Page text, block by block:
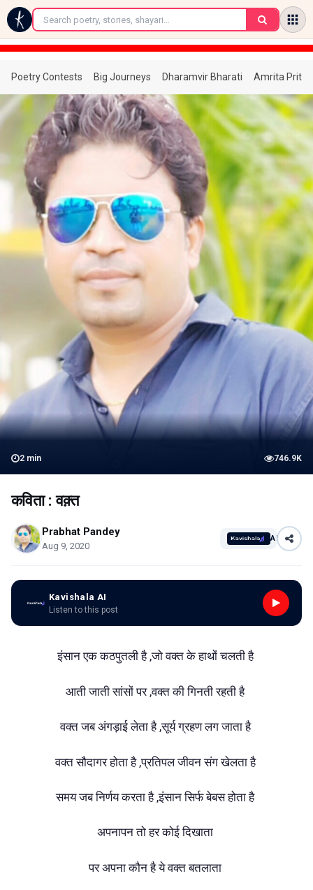
←
Poetry Contests Big Journeys Dharamvir Bharati Amrita
2 min 746.9K
कविता : वक़्त
Prabhat Pandey
Aug 9, 2020
AI
Kavishala AI
Listen to this post
इंसान एक कठपुतली है ,जो वक्त के हाथों चलती है
आती जाती सांसों पर ,वक्त की गिनती रहती है
वक्त जब अंगड़ाई लेता है ,सूर्य ग्रहण लग जाता है
वक्त सौदागर होता है ,प्रतिपल जीवन संग खेलता है
समय जब निर्णय करता है ,इंसान सिर्फ बेबस होता है
अपनापन तो हर कोई दिखाता
पर अपना कौन है ये वक्त बतलाता